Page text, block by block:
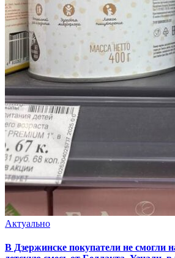
Актуально
В Дзержинске покупатели не смогли